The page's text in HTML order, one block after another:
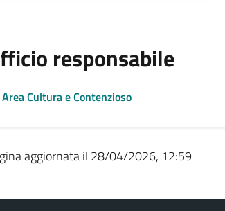
responsabile
Area Cultura e Contenzioso
aggiornata il 28/04/2026, 12:59